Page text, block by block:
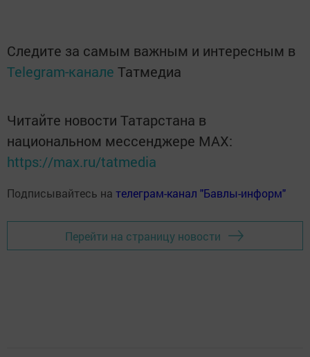
Следите за самым важным и интересным в
Telegram-канале Татмедиа
Читайте новости Татарстана в
национальном мессенджере MАХ:
https://max.ru/tatmedia
Подписывайтесь на телеграм-канал "Бавлы-информ"
Перейти на страницу новости